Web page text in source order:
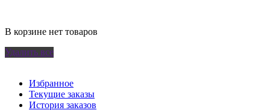
В корзине нет товаров
Удалить все
Избранное
Текущие заказы
История заказов